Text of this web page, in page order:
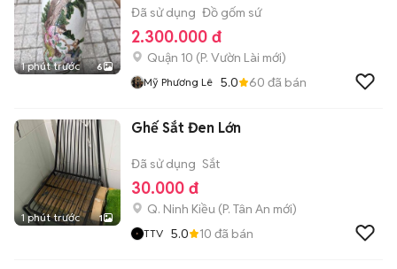
1 phút trước 6
Đã sử dụng Đồ gốm sứ
2.300.000 đ
Quận 10 (P. Vườn Lài mới)
Mỹ Phương Lê 5.0 60 đã bán
1 phút trước 1
Ghế Sắt Đen Lớn
Đã sử dụng Sắt
30.000 đ
Q. Ninh Kiều (P. Tân An mới)
TTV 5.0 10 đã bán